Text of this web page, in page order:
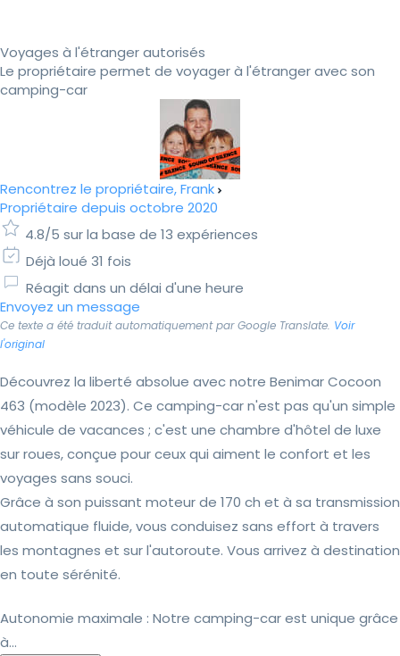
Voyages à l'étranger autorisés
Le propriétaire permet de voyager à l'étranger avec son
camping-car
Rencontrez le propriétaire, Frank
Propriétaire depuis octobre 2020
4.8/5 sur la base de 13 expériences
Déjà loué 31 fois
Réagit dans un délai d'une heure
Envoyez un message
Ce texte a été traduit automatiquement par Google Translate. Voir
l'original
Découvrez la liberté absolue avec notre Benimar Cocoon
463 (modèle 2023). Ce camping-car n'est pas qu'un simple
véhicule de vacances ; c'est une chambre d'hôtel de luxe
sur roues, conçue pour ceux qui aiment le confort et les
voyages sans souci.
Grâce à son puissant moteur de 170 ch et à sa transmission
automatique fluide, vous conduisez sans effort à travers
les montagnes et sur l'autoroute. Vous arrivez à destination
en toute sérénité.
Autonomie maximale : Notre camping-car est unique grâce
à...